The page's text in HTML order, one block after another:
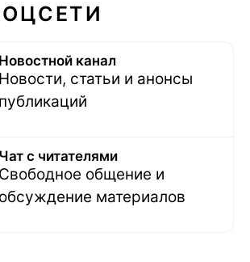
Новостной канал
Новости, статьи и анонсы
публикаций
Чат с читателями
Свободное общение и
обсуждение материалов